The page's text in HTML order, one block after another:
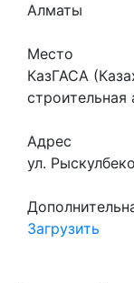
Алматы
Место
КазГАСА
строительная
Адрес
ул.
Загрузить